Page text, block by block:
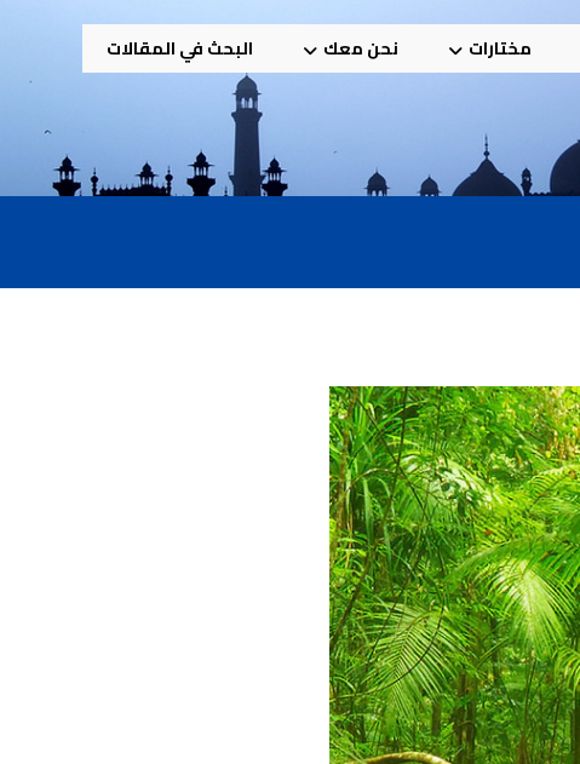
مختارات نحن معك البحث في المقالات